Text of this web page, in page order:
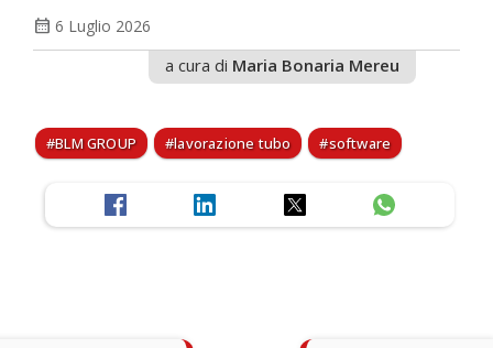
calendar_month 6 Luglio 2026
a cura di Maria Bonaria Mereu
BLM GROUP lavorazione tubo software